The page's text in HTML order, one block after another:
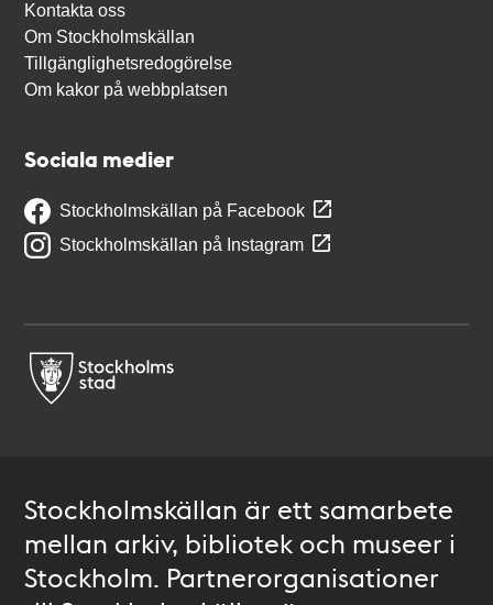
Kontakta oss
Om Stockholmskällan
Tillgänglighetsredogörelse
Om kakor på webbplatsen
Sociala medier
Stockholmskällan på Facebook
Stockholmskällan på Instagram
Stockholmskällan är ett samarbete
mellan arkiv, bibliotek och museer i
Stockholm. Partnerorganisationer